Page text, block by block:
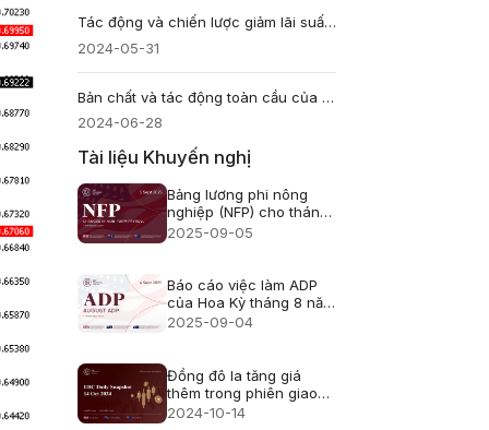
Tác động và chiến lược giảm lãi suất huy động
2024-05-31
Bản chất và tác động toàn cầu của chiến tranh thương mại
2024-06-28
Tài liệu Khuyến nghị
Bảng lương phi nông
nghiệp (NFP) cho tháng
8 năm 2025 - Dự báo
2025-09-05
Báo cáo việc làm ADP
của Hoa Kỳ tháng 8 năm
2025 - Trước đó: 104
2025-09-04
Đồng đô la tăng giá
thêm trong phiên giao
dịch châu Á ngày thứ
2024-10-14